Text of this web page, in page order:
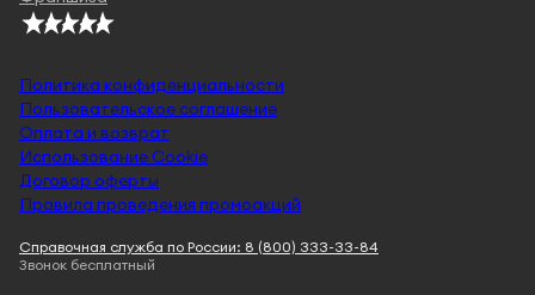
Политика конфиденциальности
Пользовательское соглашение
Оплата и возврат
Использование Cookie
Договор оферты
Правила проведения промоакций
Справочная служба по России: 8 (800) 333-33-84
Звонок бесплатный